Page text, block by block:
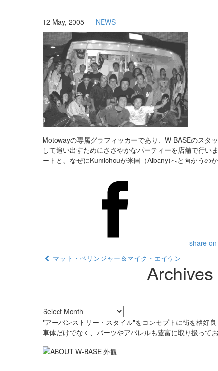
12 May, 2005 NEWS
Motowayの専属グラフィッカーであり、W-BASEのスタ
して追い出すためにささやかなパーティーを店舗で行
ートと、なぜにKumichouが米国（Albany)へと向かうの
share
マット・ベリンジャー＆マイク・エイケン
Archives
"アーバンストリートスタイル"をコンセプトに街を格好
車体だけでなく、パーツやアパレルも豊富に取り扱ってお